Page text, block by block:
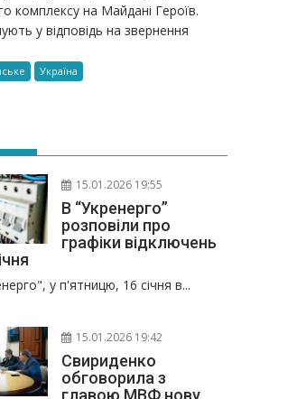
комплексу на Майдані Героїв.
у відповідь на звернення
Україна
15.01.2026 19:55
В “Укренерго”
розповіли про
графіки відключень
у п'ятницю, 16 січня в...
15.01.2026 19:42
Свириденко
обговорила з
главою МВФ нову